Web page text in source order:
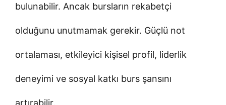
bulunabilir. Ancak bursların rekabetçi
olduğunu unutmamak gerekir. Güçlü not
ortalaması, etkileyici kişisel profil, liderlik
deneyimi ve sosyal katkı burs şansını
artırabilir.